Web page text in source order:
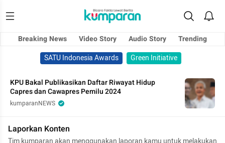
Breaking News Video Story Audio Story
Trending
SATU Indonesia Awards
Green Initiative
KPU Bakal Publikasikan Daftar Riwayat Hidup
Capres dan Cawapres Pemilu 2024
kumparanNEWS
Laporkan Konten